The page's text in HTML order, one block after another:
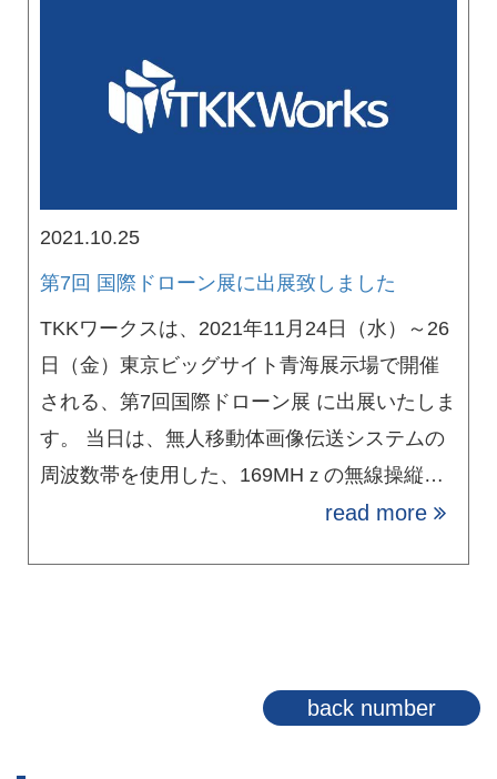
2021.10.25
第7回 国際ドローン展に出展致しました
TKKワークスは、2021年11月24日（水）～26
日（金）東京ビッグサイト青海展示場で開催
される、第7回国際ドローン展 に出展いたしま
す。 当日は、無人移動体画像伝送システムの
周波数帯を使用した、169MHｚの無線操縦…
read more
back number